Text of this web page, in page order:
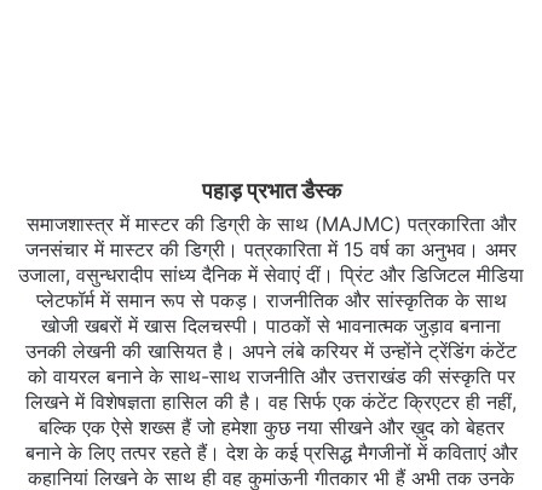
पहाड़ प्रभात डैस्क
समाजशास्त्र में मास्टर की डिग्री के साथ (MAJMC) पत्रकारिता और
जनसंचार में मास्टर की डिग्री। पत्रकारिता में 15 वर्ष का अनुभव। अमर
उजाला, वसुन्धरादीप सांध्य दैनिक में सेवाएं दीं। प्रिंट और डिजिटल मीडिया
प्लेटफॉर्म में समान रूप से पकड़। राजनीतिक और सांस्कृतिक के साथ
खोजी खबरों में खास दिलचस्‍पी। पाठकों से भावनात्मक जुड़ाव बनाना
उनकी लेखनी की खासियत है। अपने लंबे करियर में उन्होंने ट्रेंडिंग कंटेंट
को वायरल बनाने के साथ-साथ राजनीति और उत्तराखंड की संस्कृति पर
लिखने में विशेषज्ञता हासिल की है। वह सिर्फ एक कंटेंट क्रिएटर ही नहीं,
बल्कि एक ऐसे शख्स हैं जो हमेशा कुछ नया सीखने और ख़ुद को बेहतर
बनाने के लिए तत्पर रहते हैं। देश के कई प्रसिद्ध मैगजीनों में कविताएं और
कहानियां लिखने के साथ ही वह कुमांऊनी गीतकार भी हैं अभी तक उनके